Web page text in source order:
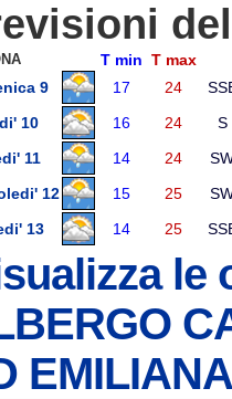
T min T max
9
17 24
10
16 24
S
11
14 24
12
15 25
13
14 25
le